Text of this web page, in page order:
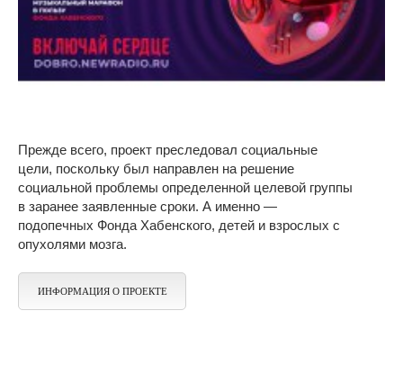
Прежде всего, проект преследовал социальные
цели, поскольку был направлен на решение
социальной проблемы определенной целевой группы
в заранее заявленные сроки. А именно —
подопечных Фонда Хабенского, детей и взрослых с
опухолями мозга.
ИНФОРМАЦИЯ О ПРОЕКТЕ